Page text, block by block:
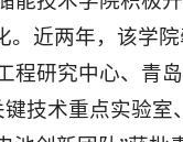
。近两年，该学
程研究中心、青
技术重点实验室